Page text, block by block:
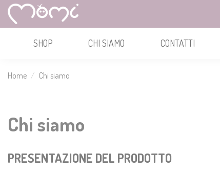
SHOP CHI SIAMO CONTATTI
Home Chi siamo
Chi siamo
PRESENTAZIONE DEL PRODOTTO